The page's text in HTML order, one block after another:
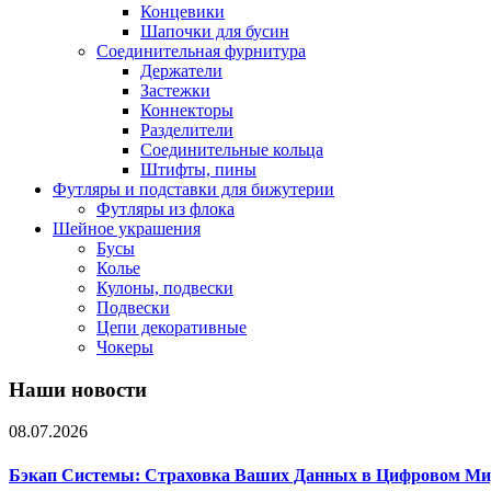
Концевики
Шапочки для бусин
Соединительная фурнитура
Держатели
Застежки
Коннекторы
Разделители
Соединительные кольца
Штифты, пины
Футляры и подставки для бижутерии
Футляры из флока
Шейное украшения
Бусы
Колье
Кулоны, подвески
Подвески
Цепи декоративные
Чокеры
Наши новости
08.07.2026
Бэкап Системы: Страховка Ваших Данных в Цифровом